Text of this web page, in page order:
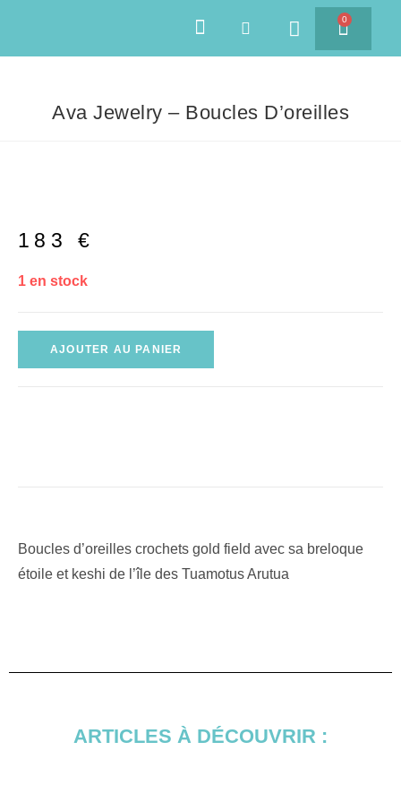
0
Ava Jewelry – Boucles D’oreilles
183 €
1 en stock
AJOUTER AU PANIER
Boucles d’oreilles crochets gold field avec sa breloque
étoile et keshi de l’île des Tuamotus Arutua
ARTICLES À DÉCOUVRIR :